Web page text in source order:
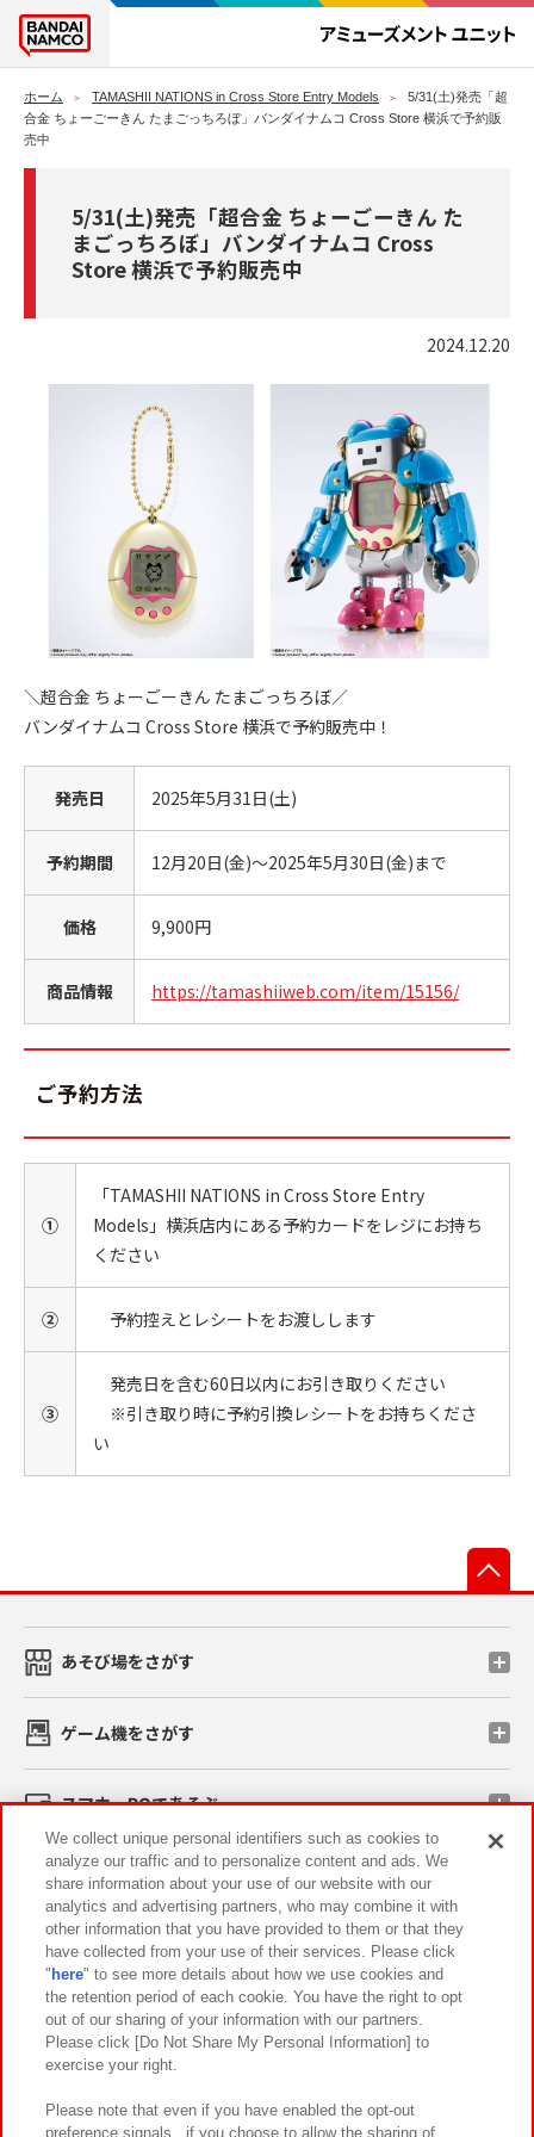
ホーム TAMASHII NATIONS in Cross Store Entry Models
5/31(土)発売「超
合金 ちょーごーきん たまごっちろぼ」バンダイナムコ Cross Store 横浜で予約販
売中
5/31(土)発売「超合金 ちょーごーきん た
まごっちろぼ」バンダイナムコ Cross
Store 横浜で予約販売中
2024.12.20
＼超合金 ちょーごーきん たまごっちろぼ／
バンダイナムコ Cross Store 横浜で予約販売中！
発売日 2025年5月31日(土)
予約期間 12月20日(金)～2025年5月30日(金)まで
価格 9,900円
商品情報 https://tamashiiweb.com/item/15156/
ご予約方法
①
「TAMASHII NATIONS in Cross Store Entry
Models」横浜店内にある予約カードをレジにお持ち
ください
② 予約控えとレシートをお渡しします
③
発売日を含む60日以内にお引き取りください
※引き取り時に予約引換レシートをお持ちくださ
い
あそび場をさがす
ゲーム機をさがす
スマホ・PCであそぶ
イベント・キャンペーン
関連会社 サステナビリティ サイトポリシー
プライバシーポリシー ウェブアクセシビリティ方針と検証結果
お取引先さまとともに
カスタマーハラスメント対応方針 よくあるご質問・お問い合わせ
We collect unique personal identifiers such as cookies to
analyze our traffic and to personalize content and ads. We
share information about your use of our website with our
analytics and advertising partners, who may combine it with
other information that you have provided to them or that they
have collected from your use of their services. Please click
" here" to see more details about how we use cookies and
the retention period of each cookie. You have the right to opt
out of our sharing of your information with our partners.
Please click [Do Not Share My Personal Information] to
exercise your right.
Please note that even if you have enabled the opt-out
preference signals , if you choose to allow the sharing of